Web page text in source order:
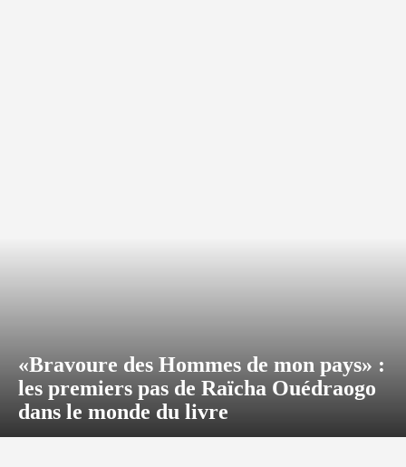
«Bravoure des Hommes de mon pays» :
les premiers pas de Raïcha Ouédraogo
dans le monde du livre